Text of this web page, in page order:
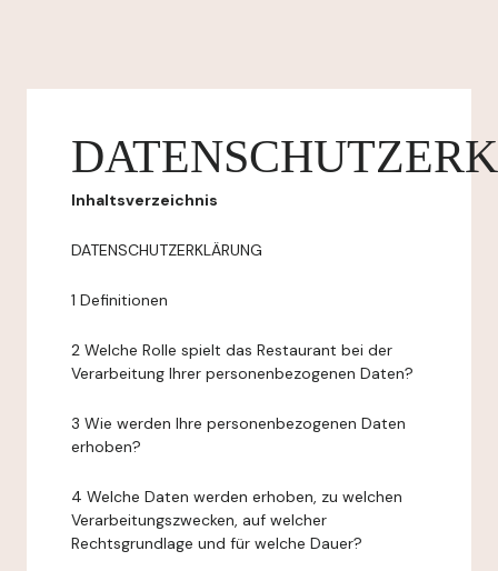
Inhaltsverzeichnis
DATENSCHUTZERKLÄRUNG
1 Definitionen
2 Welche Rolle spielt das Restaurant bei der
Verarbeitung Ihrer personenbezogenen Daten?
3 Wie werden Ihre personenbezogenen Daten
erhoben?
4 Welche Daten werden erhoben, zu welchen
Verarbeitungszwecken, auf welcher
Rechtsgrundlage und für welche Dauer?